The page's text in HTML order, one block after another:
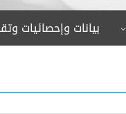
بيانات وإحصائيات